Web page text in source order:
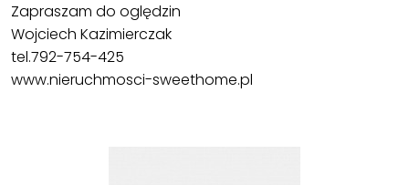
Zapraszam do oględzin
Wojciech Kazimierczak
tel.792-754-425
www.nieruchmosci-sweethome.pl